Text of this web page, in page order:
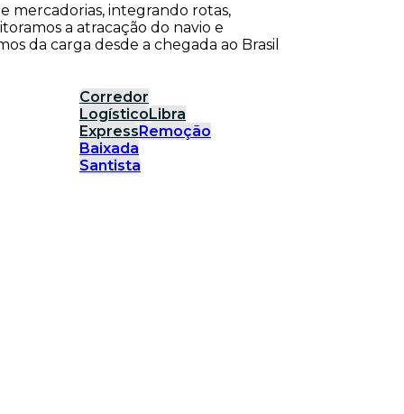
mercadorias, integrando rotas,
a atracação do navio e
da carga desde a chegada ao Brasil
Corredor
LogísticoLibra
ExpressRemoção
Baixada
Santista